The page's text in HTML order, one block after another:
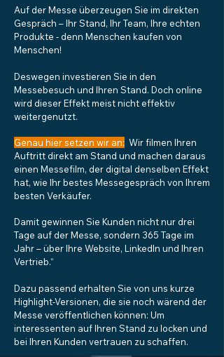
Auf der Messe überzeugen Sie im direkten
Gespräch – Ihr Stand, Ihr Team, Ihre echten
Produkte - denn Menschen kaufen von
Menschen!
Deswegen investieren Sie in den
Messebesuch und Ihren Stand. Doch online
wird dieser Effekt meist nicht effektiv
weitergenutzt.
Genau hier setzen wir an: Wir filmen Ihren
Auftritt direkt am Stand und machen daraus
einen Messefilm, der digital denselben Effekt
hat, wie Ihr bestes Messegespräch von Ihrem
besten Verkäufer.
Damit gewinnen Sie Kunden nicht nur drei
Tage auf der Messe, sondern 365 Tage im
Jahr – über Ihre Website, LinkedIn und Ihren
Vertrieb.“
Dazu passend erhalten Sie von uns kurze
Highlight-Versionen, die sie noch wärend der
Messe veröffentlichen können: Um
interessenten auf Ihren Stand zu locken und
bei Ihren Kunden vertrauen zu schaffen.